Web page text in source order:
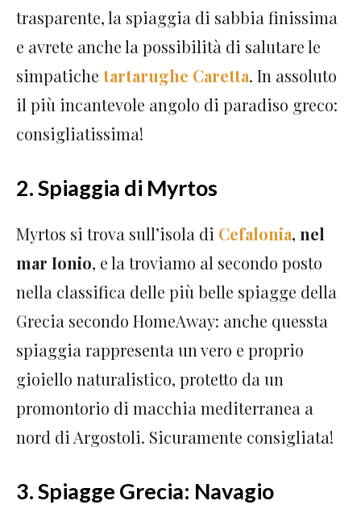
trasparente, la spiaggia di sabbia finissima
e avrete anche la possibilità di salutare le
simpatiche tartarughe Caretta. In assoluto
il più incantevole angolo di paradiso greco:
consigliatissima!
2. Spiaggia di Myrtos
Myrtos si trova sull’isola di Cefalonia, nel
mar Ionio, e la troviamo al secondo posto
nella classifica delle più belle spiagge della
Grecia secondo HomeAway: anche quessta
spiaggia rappresenta un vero e proprio
gioiello naturalistico, protetto da un
promontorio di macchia mediterranea a
nord di Argostoli. Sicuramente consigliata!
3. Spiagge Grecia: Navagio